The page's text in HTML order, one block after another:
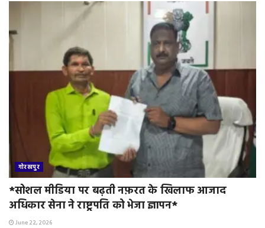
गोरखपुर
*सोशल मीडिया पर बढ़ती नफ़रत के खिलाफ आजाद
अधिकार सेना ने राष्ट्रपति को भेजा ज्ञापन*
June 22, 2026